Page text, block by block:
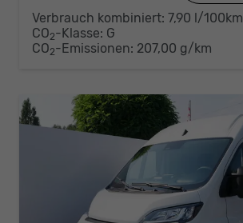
Verbrauch kombiniert: 7,90 l/100km
CO2-Klasse: G
CO2-Emissionen: 207,00 g/km